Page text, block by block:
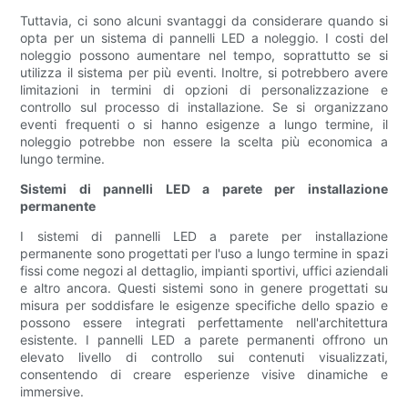
Tuttavia, ci sono alcuni svantaggi da considerare quando si
opta per un sistema di pannelli LED a noleggio. I costi del
noleggio possono aumentare nel tempo, soprattutto se si
utilizza il sistema per più eventi. Inoltre, si potrebbero avere
limitazioni in termini di opzioni di personalizzazione e
controllo sul processo di installazione. Se si organizzano
eventi frequenti o si hanno esigenze a lungo termine, il
noleggio potrebbe non essere la scelta più economica a
lungo termine.
Sistemi di pannelli LED a parete per installazione
permanente
I sistemi di pannelli LED a parete per installazione
permanente sono progettati per l'uso a lungo termine in spazi
fissi come negozi al dettaglio, impianti sportivi, uffici aziendali
e altro ancora. Questi sistemi sono in genere progettati su
misura per soddisfare le esigenze specifiche dello spazio e
possono essere integrati perfettamente nell'architettura
esistente. I pannelli LED a parete permanenti offrono un
elevato livello di controllo sui contenuti visualizzati,
consentendo di creare esperienze visive dinamiche e
immersive.